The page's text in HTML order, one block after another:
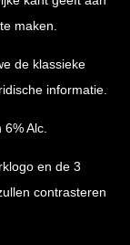
maken.
de klassieke
informatie.
Alc.
en de 3
contrasteren